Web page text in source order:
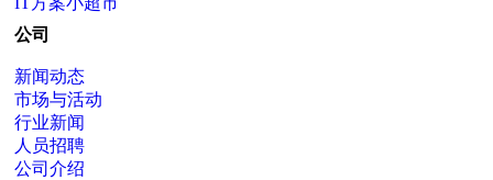
公司
新闻动态
市场与活动
行业新闻
人员招聘
公司介绍